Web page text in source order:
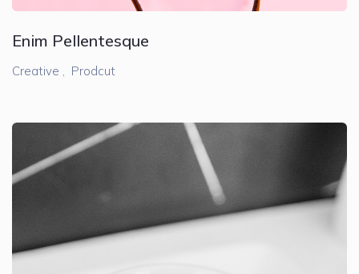
Enim Pellentesque
Creative , Prodcut